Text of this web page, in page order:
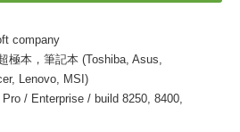
company
極本，筆記本 (Toshiba, Asus,
Lenovo, MSI)
/ Enterprise / build 8250, 8400,